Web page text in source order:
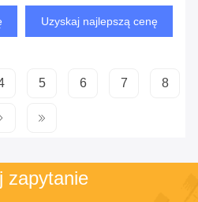
precyzyjnej produkcji
kapsułek
Uzyskaj najlepszą cenę
5 6 7 8
zapytanie